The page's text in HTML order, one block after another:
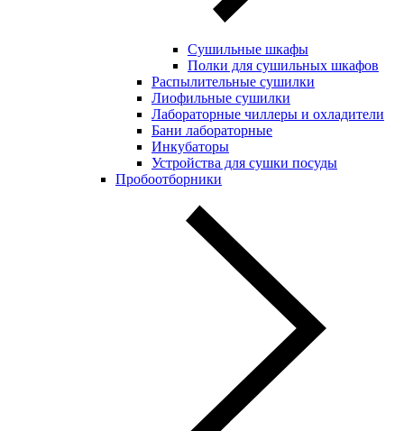
Сушильные шкафы
Полки для сушильных шкафов
Распылительные сушилки
Лиофильные сушилки
Лабораторные чиллеры и охладители
Бани лабораторные
Инкубаторы
Устройства для сушки посуды
Пробоотборники